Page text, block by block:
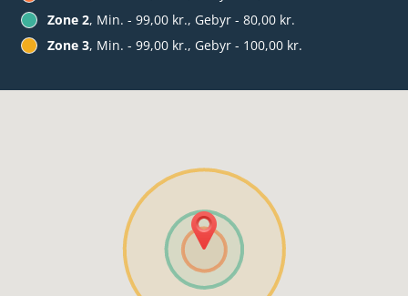
Zone 2, Min. - 99,00 kr., Gebyr - 80,00 kr.
Zone 3, Min. - 99,00 kr., Gebyr - 100,00 kr.